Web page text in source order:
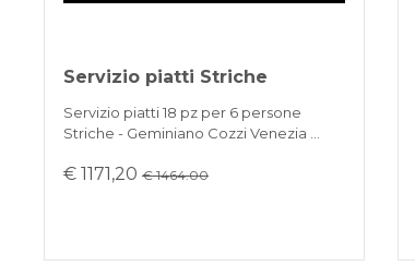
Servizio piatti Striche
Servizio piatti 18 pz per 6 persone
Striche - Geminiano Cozzi Venezia …
€ 1171,20€ 1464.00